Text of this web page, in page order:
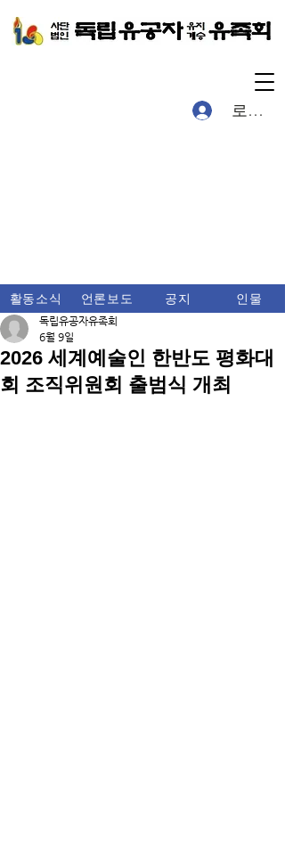
로그인
활동소식 언론보도 공지 인물
2026 세계예술인 한반도 평화대
회 조직위원회 출범식 개최
독립유공자유족회
6월 9일